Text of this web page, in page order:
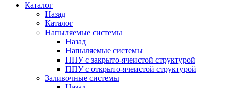
Каталог
Назад
Каталог
Напыляемые системы
Назад
Напыляемые системы
ППУ с закрыто-ячеистой структурой
ППУ с открыто-ячеистой структурой
Заливочные системы